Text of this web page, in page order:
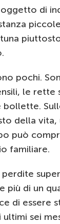
di
pochi.
le rette
bollette.
della vita,
può
familiare.
perdite
più di un
di essere
sei